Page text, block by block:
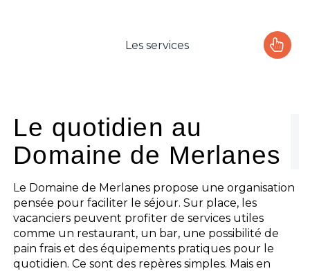
Les services
Les activités
Les infos pratiques
Le quotidien au
Domaine de Merlanes
Le Domaine de Merlanes propose une organisation
pensée pour faciliter le séjour. Sur place, les
vacanciers peuvent profiter de services utiles
comme un restaurant, un bar, une possibilité de
pain frais et des équipements pratiques pour le
quotidien. Ce sont des repères simples. Mais en